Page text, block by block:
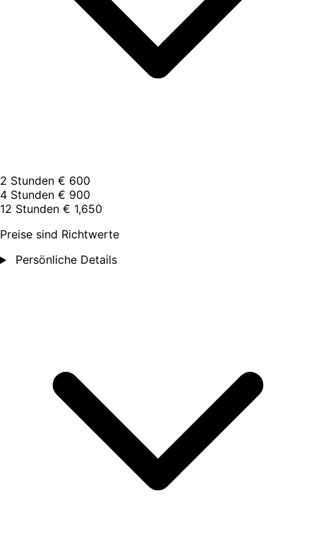
2 Stunden € 600
4 Stunden € 900
12 Stunden € 1,650
Preise sind Richtwerte
Persönliche Details